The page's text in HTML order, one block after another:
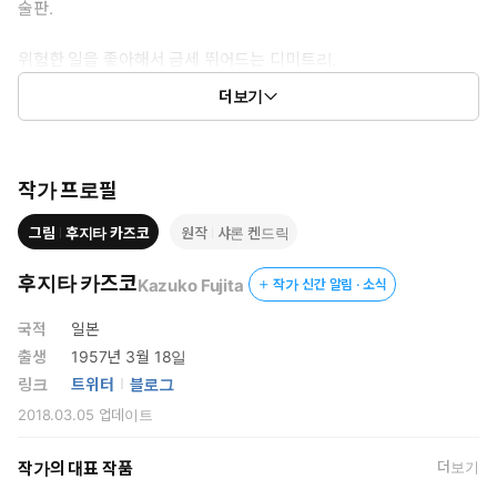
술판.
위험한 일을 좋아해서 금세 뛰어드는 디미트리.
에린은 오래전 비서의 신분으로 보스인 그와 하룻밤을 보냈다.
인생 최대의 실수라고 말한 그에게 임신 사실을 알리지 않고 모습을
더보기
작가 프로필
그림 후지타 카즈코 원작 샤론 켄드릭
후지타 카즈코Kazuko Fujita 작가 신간 알림 · 소식
국적
일본
출생
1957년 3월 18일
링크
트위터 블로그
2018.03.05 업데이트
작가의 대표 작품 더보기